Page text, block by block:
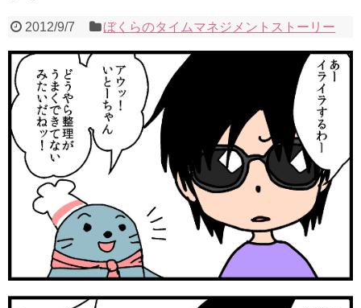
2012/9/7 ぼくらのタイムマネジメントストーリー